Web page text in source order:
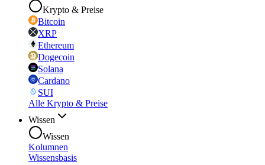
Krypto & Preise
Bitcoin
XRP
Ethereum
Dogecoin
Solana
Cardano
SUI
Alle Krypto & Preise
Wissen
Wissen
Kolumnen
Wissensbasis